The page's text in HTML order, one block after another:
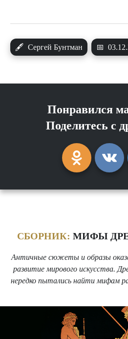
🖋 Сергей Бунтман 📅
Понравился
Поделитесь с
СБОРНИК: МИФЫ
Античные сюжеты и образы
развитие мирового искусства.
нередко пытались найти мифам